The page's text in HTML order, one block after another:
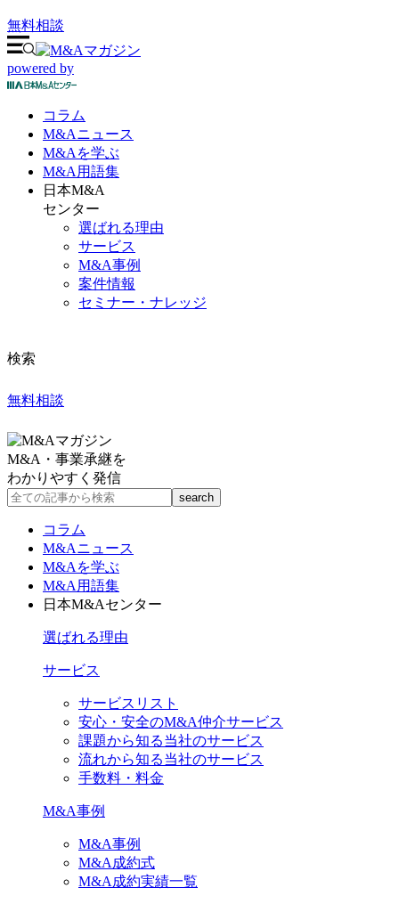
無料相談
powered by
コラム
M&Aニュース
M&Aを学ぶ
M&A 用語集
日本M&A
センター
選ばれる理由
サービス
M&A事例
案件情報
セミナー・ナレッジ
検索
無料相談
M&A・事業承継を
わかりやすく発信
コラム
M&Aニュース
M&Aを学ぶ
M&A用語集
日本M&Aセンター
選ばれる理由
サービス
サービスリスト
安心・安全のM&A仲介サービス
課題から知る当社のサービス
流れから知る当社のサービス
手数料・料金
M&A事例
M&A事例
M&A成約式
M&A成約実績一覧